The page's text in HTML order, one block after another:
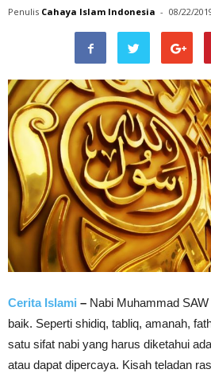
Penulis Cahaya Islam Indonesia - 08/22/
Cerita Islami – Nabi Muhammad
baik. Seperti shidiq, tabliq, amanah,
satu sifat nabi yang harus diketahui
atau dapat dipercaya. Kisah teladan